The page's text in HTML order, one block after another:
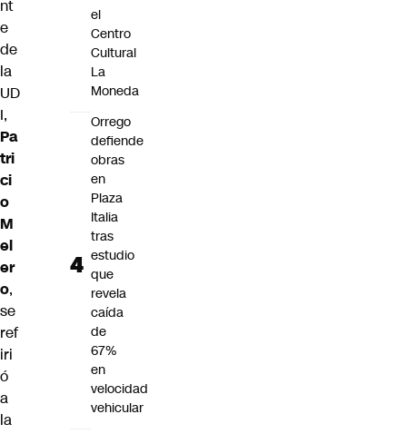
nt
e
de
la
UD
I,
Pa
tri
ci
o
M
el
er
o,
se
ref
iri
ó
a
la
el
Centro
Cultural
La
Moneda
Orrego
defiende
obras
en
Plaza
Italia
tras
estudio
que
revela
caída
de
67%
en
velocidad
vehicular